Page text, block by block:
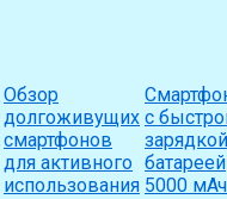
Обзор
долгоживущих
смартфонов
для активного
использования
с
батареей
5000